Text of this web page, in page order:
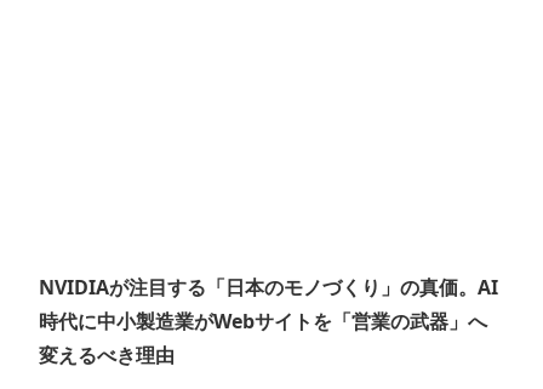
NVIDIAが注目する「日本のモノづくり」の真価。AI
時代に中小製造業がWebサイトを「営業の武器」へ
変えるべき理由